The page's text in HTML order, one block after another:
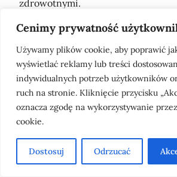
Cenimy prywatność
Używamy plików cookie, aby poprawić
wyświetlać reklamy lub treści
indywidualnych potrzeb użytkowników
ruch na stronie. Kliknięcie przycisku
oznacza zgodę na wykorzystywanie
cookie.
Dostosuj Odrzucać
zdrowotnymi.
Jakie ćwiczenia są
Bezpieczne ćwiczenia to lekkie
pozycji siedzącej oraz delikatne
bocznej. Ważne jest, aby unikać
ćwiczeń, które mogą obciążać
Jak wciąganie brzucha
dna miednicy?